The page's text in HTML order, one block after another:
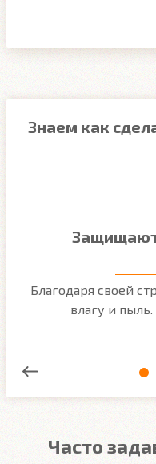
Знаем как
Защищают
Благодаря своей
влагу и пыль.
Часто